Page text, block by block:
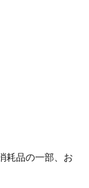
耗品の一部、お